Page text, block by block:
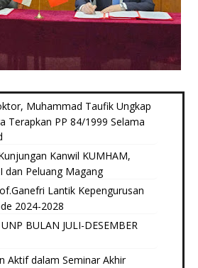
Muhammad Taufik Ungkap
Terapkan PP 84/1999 Selama
Kanwil KUMHAM,
dan Peluang Magang
Lantik Kepengurusan
2024-2028
BULAN JULI-DESEMBER
Aktif dalam Seminar Akhir